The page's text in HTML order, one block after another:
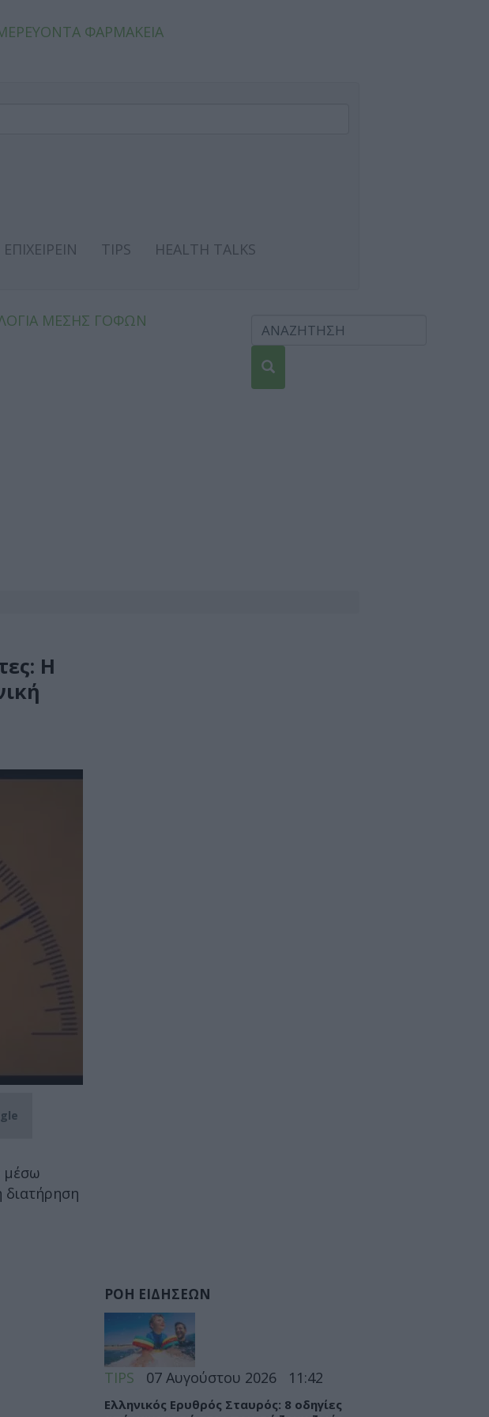
ΦΑΡΜΑΚΕΙΑ
ΕΠΙΧΕΙΡΕΙΝ TIPS
HEALTH TALKS
ΜΕΣΗΣ ΓΟΦΩΝ
Η
μέσω
διατήρηση
ΡΟΗ ΕΙΔΗΣΕΩΝ
TIPS 07 Αυγούστου 2026 11:42
Ελληνικός Ερυθρός Σταυρός: 8 οδηγίες